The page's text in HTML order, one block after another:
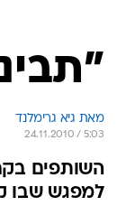
מאת גיא גרימלנד
24.11.2010 / 5:03
למפגש שבו